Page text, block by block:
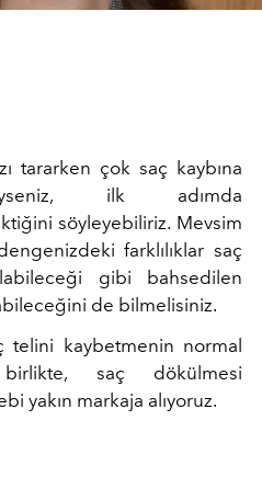
tararken çok saç kaybına
ilk adımda
söyleyebiliriz. Mevsim
farklılıklar saç
gibi bahsedilen
de bilmelisiniz.
kaybetmenin normal
saç dökülmesi
yakın markaja alıyoruz.